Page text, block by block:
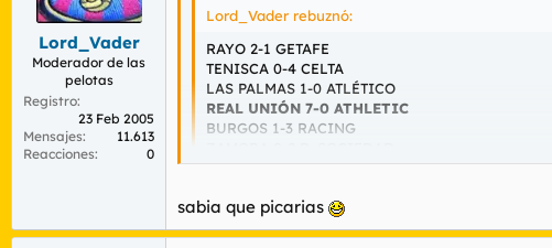
Lord_Vader
Moderador de las
pelotas
Registro
23 Feb 2005
Mensajes
11.613
Reacciones
0
Lord_Vader rebuznó:
RAYO 2-1 GETAFE
TENISCA 0-4 CELTA
LAS PALMAS 1-0 ATLÉTICO
REAL UNIÓN 7-0 ATHLETIC
BURGOS 1-3 RACING
EIBAR 0-2 ALAVÉS
ALCOYANO 0-4 MALLORCA
LOGROÑÉS 1-3 LLEIDA
sabia que picarias